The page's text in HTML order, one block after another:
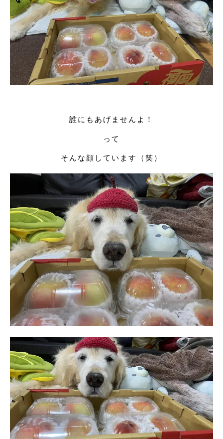
誰にもあげませんよ！
って
そんな顔しています（笑）